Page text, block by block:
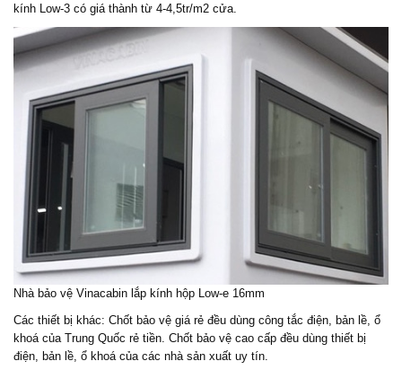
kính Low-3 có giá thành từ 4-4,5tr/m2 cửa.
Nhà bảo vệ Vinacabin lắp kính hộp Low-e 16mm
Các thiết bị khác: Chốt bảo vệ giá rẻ đều dùng công tắc điện, bản lề, ổ
khoá của Trung Quốc rẻ tiền. Chốt bảo vệ cao cấp đều dùng thiết bị
điện, bản lề, ổ khoá của các nhà sản xuất uy tín.